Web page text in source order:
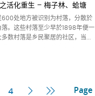
活化重生 – 梅子林、蛤塘
600处地方被识别为村落，分散於
落。这些村落至少早於1898年便一
数村落是乡民聚居的社区，当...
4 Next Last Page